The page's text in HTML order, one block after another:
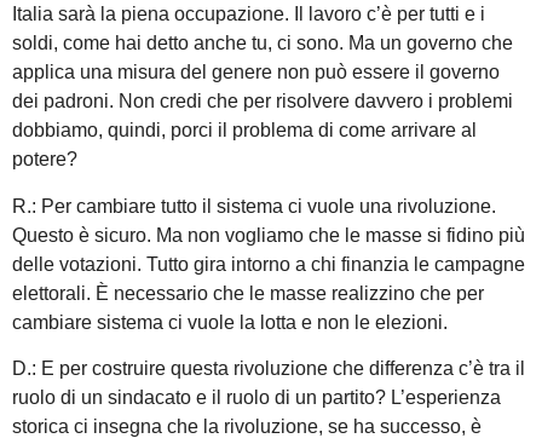
Italia sarà la piena occupazione. Il lavoro c’è per tutti e i
soldi, come hai detto anche tu, ci sono. Ma un governo che
applica una misura del genere non può essere il governo
dei padroni. Non credi che per risolvere davvero i problemi
dobbiamo, quindi, porci il problema di come arrivare al
potere?
R.: Per cambiare tutto il sistema ci vuole una rivoluzione.
Questo è sicuro. Ma non vogliamo che le masse si fidino più
delle votazioni. Tutto gira intorno a chi finanzia le campagne
elettorali. È necessario che le masse realizzino che per
cambiare sistema ci vuole la lotta e non le elezioni.
D.: E per costruire questa rivoluzione che differenza c’è tra il
ruolo di un sindacato e il ruolo di un partito? L’esperienza
storica ci insegna che la rivoluzione, se ha successo, è